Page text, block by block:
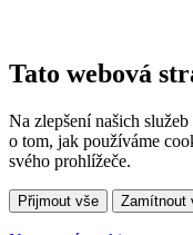
Tato webová
Na zlepšení našich
o tom, jak používáme
svého prohlížeče.
Přijmout vše Zamítnout